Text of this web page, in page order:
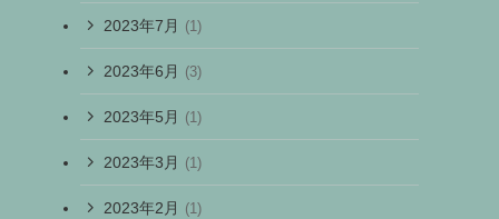
2023年7月 (1)
2023年6月 (3)
2023年5月 (1)
2023年3月 (1)
2023年2月 (1)